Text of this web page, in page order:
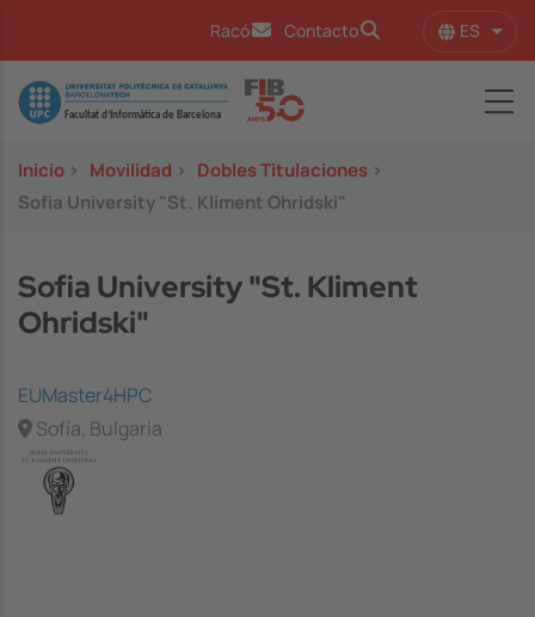
Racó Contacto ES
Image
Inicio > Movilidad > Dobles Titulaciones >
Sofia University "St. Kliment Ohridski"
Sofia University "St. Kliment
Ohridski"
EUMaster4HPC
Sofía, Bulgaria